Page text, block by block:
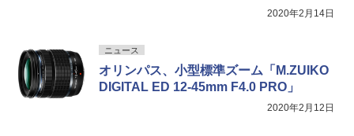
2020年2月14日
ニュース
オリンパス、小型標準ズーム「M.ZUIKO
DIGITAL ED 12-45mm F4.0 PRO」
2020年2月12日